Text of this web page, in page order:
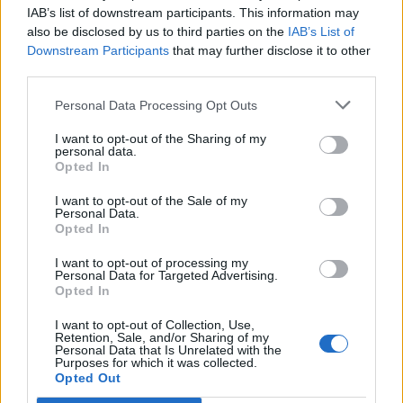
IAB’s list of downstream participants. This information may
also be disclosed by us to third parties on the IAB’s List of
Downstream Participants that may further disclose it to other
Personal Data Processing Opt Outs
I want to opt-out of the Sharing of my
personal data.
Opted In
I want to opt-out of the Sale of my
Personal Data.
Opted In
I want to opt-out of processing my
Personal Data for Targeted Advertising.
Opted In
I want to opt-out of Collection, Use,
Retention, Sale, and/or Sharing of my
Personal Data that Is Unrelated with the
Purposes for which it was collected.
Opted Out
Deputados do PSD saúdam Banda
Sinfónica da ARMAB pelo 1º lugar no
certame internacional de Valência